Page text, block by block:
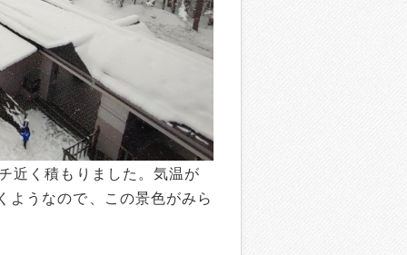
近く積もりました。気温が
ようなので、この景色がみら